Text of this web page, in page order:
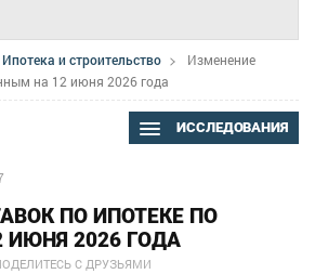
Ипотека и строительство
Изменение
на 12 июня 2026 года
ИССЛЕДОВАНИЯ
С ДРУЗЬЯМИ
ПО ИПОТЕКЕ ПО
2026 ГОДА